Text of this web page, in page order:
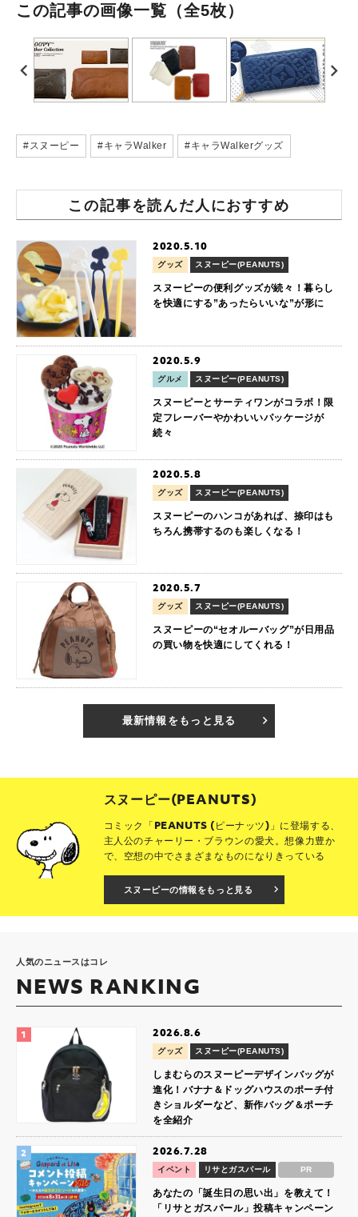
この記事の画像一覧 （全5枚）
#スヌーピー #キャラWalker #キャラWalkerグッズ
この記事を読んだ人におすすめ
2020.5.10
グッズ スヌーピー(PEANUTS)
スヌーピーの便利グッズが続々！暮らし
を快適にする”あったらいいな”が形に
2020.5.9
グルメ スヌーピー(PEANUTS)
スヌーピーとサーティワンがコラボ！限
定フレーバーやかわいいパッケージが
続々
2020.5.8
グッズ スヌーピー(PEANUTS)
スヌーピーのハンコがあれば、捺印はも
ちろん携帯するのも楽しくなる！
2020.5.7
グッズ スヌーピー(PEANUTS)
スヌーピーの“セオルーバッグ”が日用品
の買い物を快適にしてくれる！
最新情報をもっと見る
スヌーピー(PEANUTS)
コミック「PEANUTS (ピーナッツ)」に登場する、
主人公のチャーリー・ブラウンの愛犬。想像力豊か
で、空想の中でさまざまなものになりきっている
スヌーピーの情報をもっと見る
人気のニュースはコレ
NEWS RANKING
2026.8.6
グッズ スヌーピー(PEANUTS)
しまむらのスヌーピーデザインバッグが
進化！バナナ＆ドッグハウスのポーチ付
きショルダーなど、新作バッグ＆ポーチ
を全紹介
2026.7.28
イベント リサとガスパール PR
あなたの「誕生日の思い出」を教えて！
「リサとガスパール」投稿キャンペーン